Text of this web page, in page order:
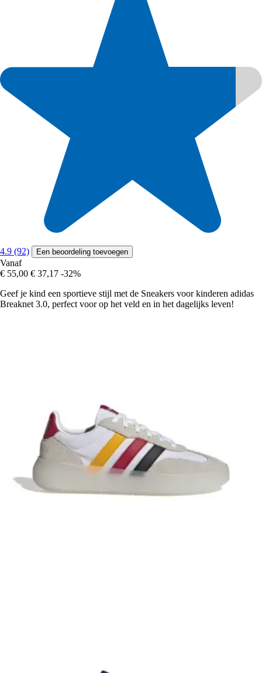
4.9 (92) Een beoordeling toevoegen
Vanaf
€ 55,00 € 37,17 -32%
Geef je kind een sportieve stijl met de Sneakers voor kinderen adidas
Breaknet 3.0, perfect voor op het veld en in het dagelijks leven!